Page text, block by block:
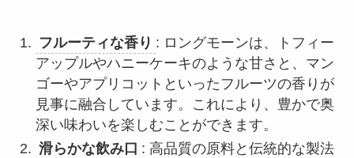
フルーティな香り : ロングモーンは、トフィー
アップルやハニーケーキのような甘さと、マン
ゴーやアプリコットといったフルーツの香りが
見事に融合しています。これにより、豊かで奥
深い味わいを楽しむことができます。
滑らかな飲み口 : 高品質の原料と伝統的な製法